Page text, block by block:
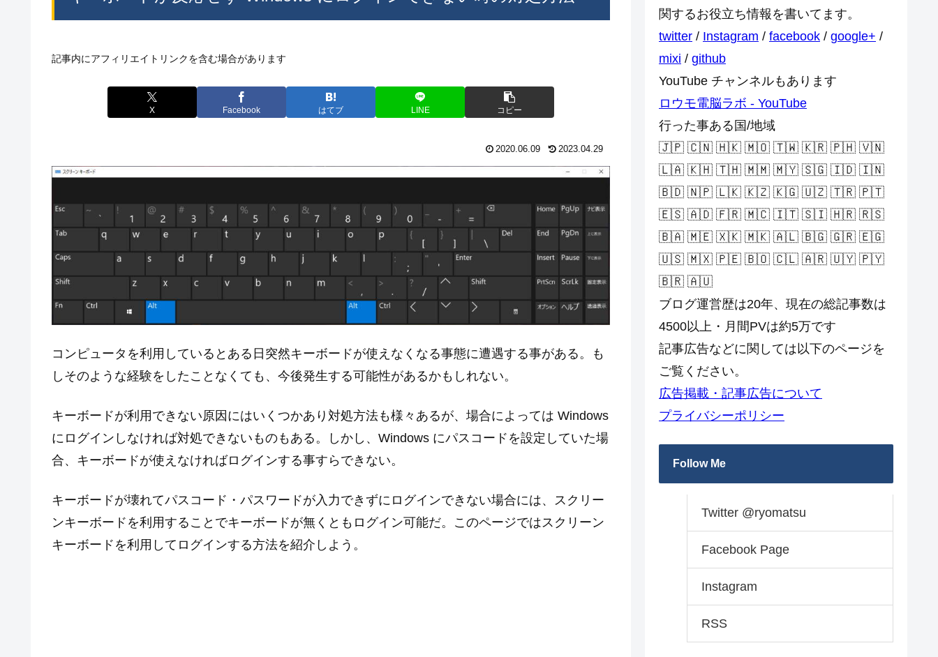
記事内にアフィリエイトリンクを含む場合があります
X Facebook はてブ LINE コピー
2020.06.09 2023.04.29
コンピュータを利用しているとある日突然キーボードが使えなくなる事態に遭遇する事がある。も
しそのような経験をしたことなくても、今後発生する可能性があるかもしれない。
キーボードが利用できない原因にはいくつかあり対処方法も様々あるが、場合によっては Windows
にログインしなければ対処できないものもある。しかし、Windows にパスコードを設定していた場
合、キーボードが使えなければログインする事すらできない。
キーボードが壊れてパスコード・パスワードが入力できずにログインできない場合には、スクリー
ンキーボードを利用することでキーボードが無くともログイン可能だ。このページではスクリーン
キーボードを利用してログインする方法を紹介しよう。
関するお役立ち情報を書いてます。
twitter / Instagram / facebook / google+ /
mixi / github
YouTube チャンネルもあります
ロウモ電脳ラボ - YouTube
行った事ある国/地域
🇯🇵 🇨🇳 🇭🇰 🇲🇴 🇹🇼 🇰🇷 🇵🇭 🇻🇳
🇱🇦 🇰🇭 🇹🇭 🇲🇲 🇲🇾 🇸🇬 🇮🇩 🇮🇳
🇧🇩 🇳🇵 🇱🇰 🇰🇿 🇰🇬 🇺🇿 🇹🇷 🇵🇹
🇪🇸 🇦🇩 🇫🇷 🇲🇨 🇮🇹 🇸🇮 🇭🇷 🇷🇸
🇧🇦 🇲🇪 🇽🇰 🇲🇰 🇦🇱 🇧🇬 🇬🇷 🇪🇬
🇺🇸 🇲🇽 🇵🇪 🇧🇴 🇨🇱 🇦🇷 🇺🇾 🇵🇾
🇧🇷 🇦🇺
ブログ運営歴は20年、現在の総記事数は
4500以上・月間PVは約5万です
記事広告などに関しては以下のページを
ご覧ください。
広告掲載・記事広告について
プライバシーポリシー
Follow Me
Twitter @ryomatsu
Facebook Page
Instagram
RSS